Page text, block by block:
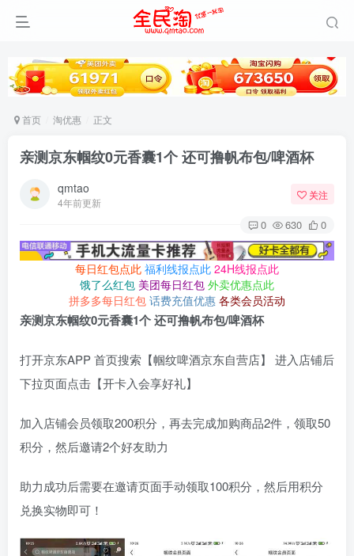
首页 淘优惠 正文
亲测京东帼纹0元香囊1个 还可撸帆布包/啤酒杯
qmtao
4年前更新
关注
0 630 0
每日红包点此 福利线报点此 24H线报点此
饿了么红包 美团每日红包 外卖优惠点此
拼多多每日红包 话费充值优惠 各类会员活动
亲测京东帼纹0元香囊1个 还可撸帆布包/啤酒杯
打开京东APP 首页搜索【帼纹啤酒京东自营店】 进入店铺后
下拉页面点击【开卡入会享好礼】
加入店铺会员领取200积分，再去完成加购商品2件，领取50
积分，然后邀请2个好友助力
助力成功后需要在邀请页面手动领取100积分，然后用积分
兑换实物即可！